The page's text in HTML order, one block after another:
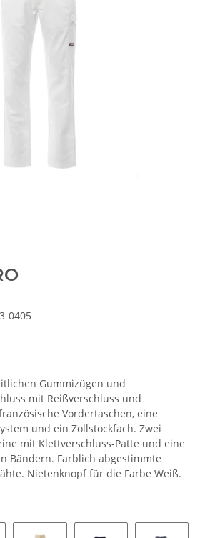
0405
Gummizügen und
mit Reißverschluss und
Vordertaschen, eine
und ein Zollstockfach. Zwei
mit Klettverschluss-Patte und eine
Bändern. Farblich abgestimmte
Nietenknopf für die Farbe Weiß.